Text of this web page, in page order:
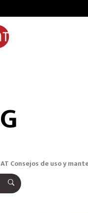
Consejos de uso y